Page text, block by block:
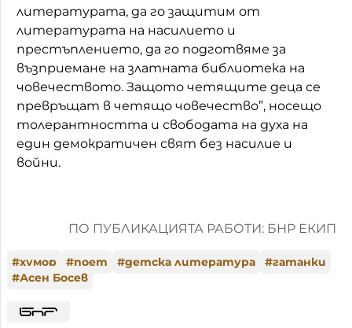
литературата, да го защитим от
литературата на насилието и
престъплението, да го подготвяме за
възприемане на златната библиотека на
човечеството. Защото четящите деца се
превръщат в четящо човечество”, носещо
толерантността и свободата на духа на
един демократичен свят без насилие и
войни.
ПО ПУБЛИКАЦИЯТА РАБОТИ: БНР ЕКИП
#хумор #поет #детска литература #гатанки
#Асен Босев